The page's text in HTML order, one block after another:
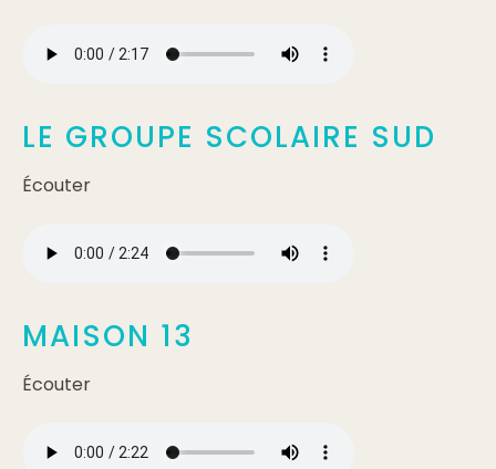
LE GROUPE SCOLAIRE SUD
Écouter
MAISON 13
Écouter